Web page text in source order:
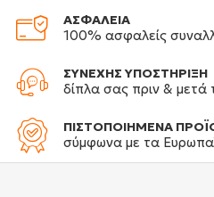
ΑΣΦΑΛΕΙΑ
100% ασφαλείς
ΣΥΝΕΧΗΣ ΥΠΟΣΤΗΡΙΞΗ
δίπλα σας πριν & μετά
ΠΙΣΤΟΠΟΙΗΜΕΝΑ
σύμφωνα με τα